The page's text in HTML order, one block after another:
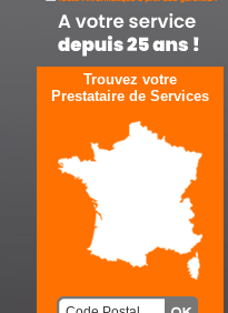
Trouvez votre
Prestataire de Services